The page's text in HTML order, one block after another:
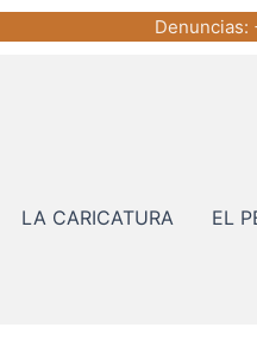
Denuncias:
LA CARICATURA EL